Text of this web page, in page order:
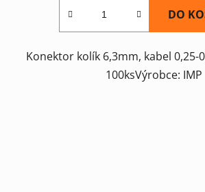
DO
Konektor kolík 6,3mm, kabel 0,25-
100ksVýrobce: IMP